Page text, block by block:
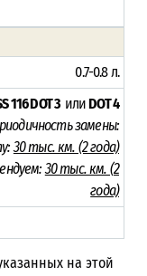
0.7-0.8 л.
116 DOT 3 илиDOT 4
замены:
30 тыс. км. (2 года)
30 тыс. км. (2
года)
на этой